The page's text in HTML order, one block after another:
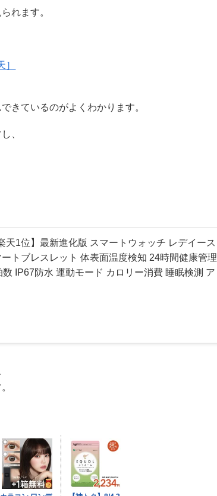
れます。
きているのがよくわかります。
、
天1位】最新進化版 スマートウォッチ レデイース
トブレスレット 体表面温度検知 24時間健康管理
IP67防水 運動モード カロリー消費 睡眠検測 ア